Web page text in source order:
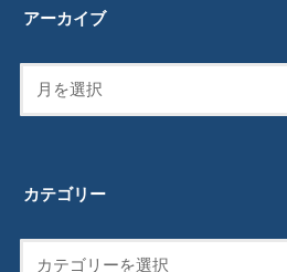
アーカイブ
カテゴリー